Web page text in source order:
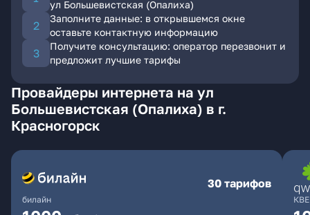
ул Большевистская (Опалиха)
Заполните данные: в открывшемся окне
оставьте контактную информацию
Получите консультацию: оператор перезвонит и
предложит лучшие тарифы
Провайдеры интернета на ул
Большевистская (Опалиха) в г.
Красногорск
билайн
30 тарифов